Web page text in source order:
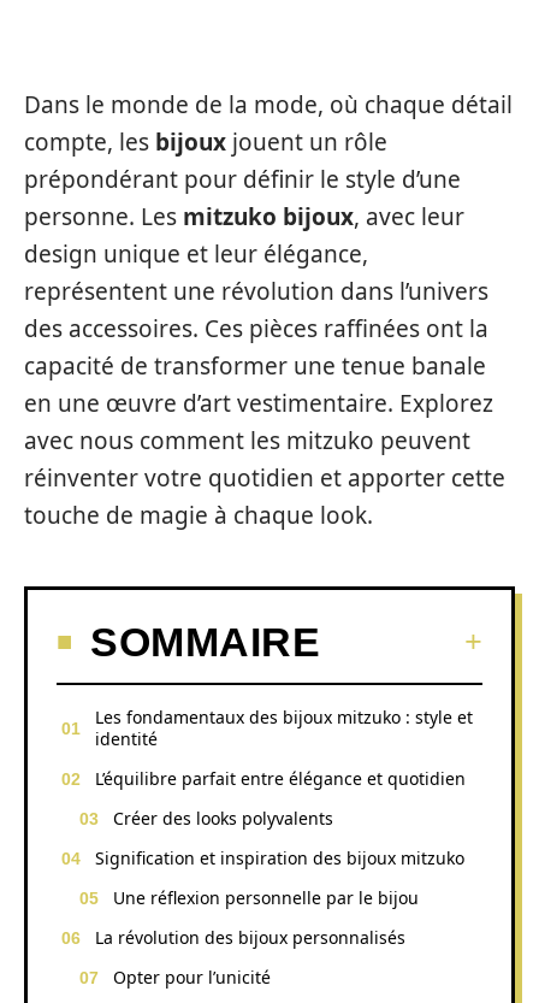
Dans le monde de la mode, où chaque détail
compte, les bijoux jouent un rôle
prépondérant pour définir le style d’une
personne. Les mitzuko bijoux, avec leur
design unique et leur élégance,
représentent une révolution dans l’univers
des accessoires. Ces pièces raffinées ont la
capacité de transformer une tenue banale
en une œuvre d’art vestimentaire. Explorez
avec nous comment les mitzuko peuvent
réinventer votre quotidien et apporter cette
touche de magie à chaque look.
SOMMAIRE
Les fondamentaux des bijoux mitzuko : style et
identité
L’équilibre parfait entre élégance et quotidien
Créer des looks polyvalents
Signification et inspiration des bijoux mitzuko
Une réflexion personnelle par le bijou
La révolution des bijoux personnalisés
Opter pour l’unicité